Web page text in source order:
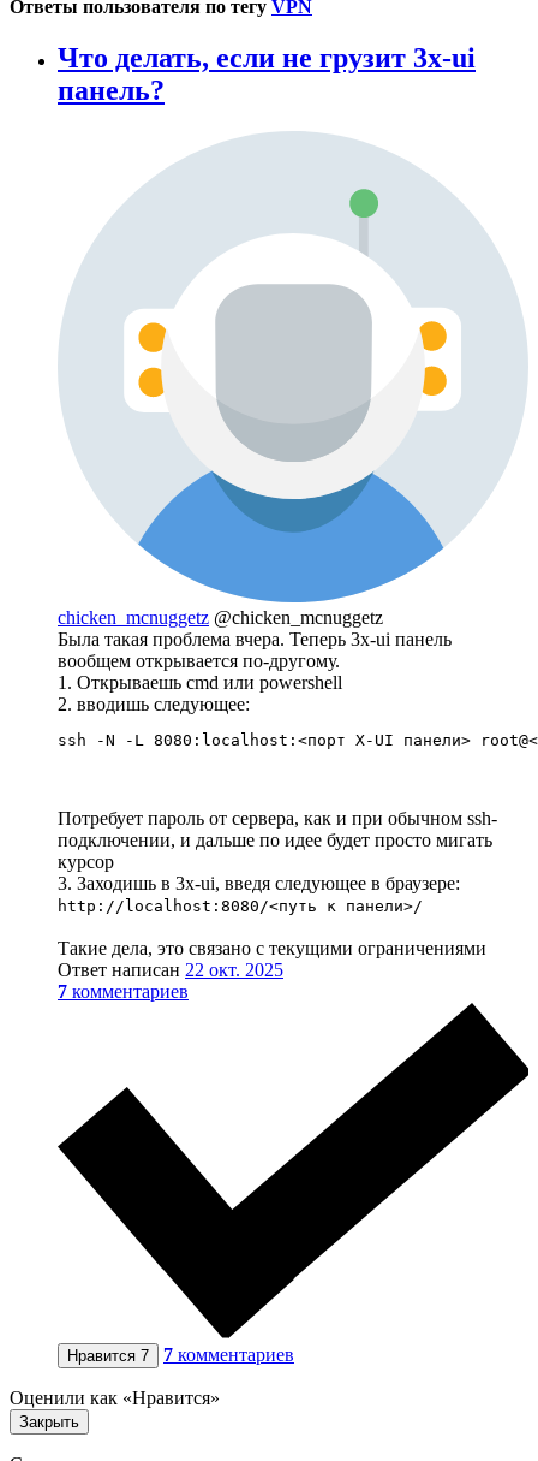
Ответы пользователя по тегу VPN
Что делать, если не грузит 3x-ui
панель?
chicken_mcnuggetz @chicken_mcnuggetz
Была такая проблема вчера. Теперь 3x-ui панель
вообщем открывается по-другому.
1. Открываешь cmd или powershell
2. вводишь следующее:
ssh -N -L 8080:localhost:<порт X-UI панели>
Потребует пароль от сервера, как и при обычном ssh-
подключении, и дальше по идее будет просто мигать
курсор
3. Заходишь в 3x-ui, введя следующее в браузере:
http://localhost:8080/<путь к панели>/
Такие дела, это связано с текущими ограничениями
Ответ написан 22 окт. 2025
7 комментариев
Нравится 7 7 комментариев
Оценили как «Нравится»
Закрыть